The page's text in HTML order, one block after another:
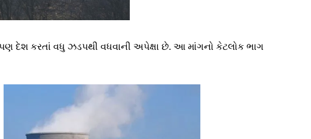
દેશ કરતાં વધુ ઝડપથી વધવાની અપેક્ષા છે. આ માંગનો કેટલોક ભાગ